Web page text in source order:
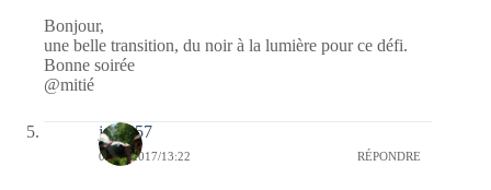
Bonjour,
une belle transition, du noir à la lumière pour ce défi.
Bonne soirée
@mitié
jazzy57
04/12/2017/13:22 RÉPONDRE